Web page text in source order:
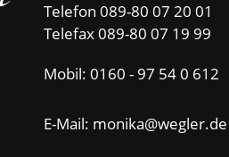
Telefon 089-80 07 20 01
Telefax 089-80 07 19 99
Mobil: 0160 - 97 54 0 612
E-Mail: m n k w gl r d